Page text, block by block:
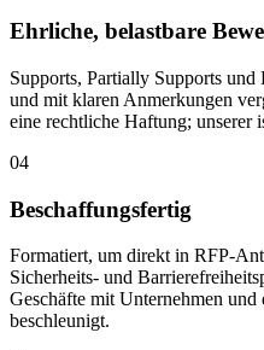
Ehrliche, belastbare
Supports, Partially Supports
und mit klaren Anmerkungen
eine rechtliche Haftung; unserer
04
Beschaffungsfertig
Formatiert, um direkt in RFP-
Sicherheits- und
Geschäfte mit Unternehmen
beschleunigt.